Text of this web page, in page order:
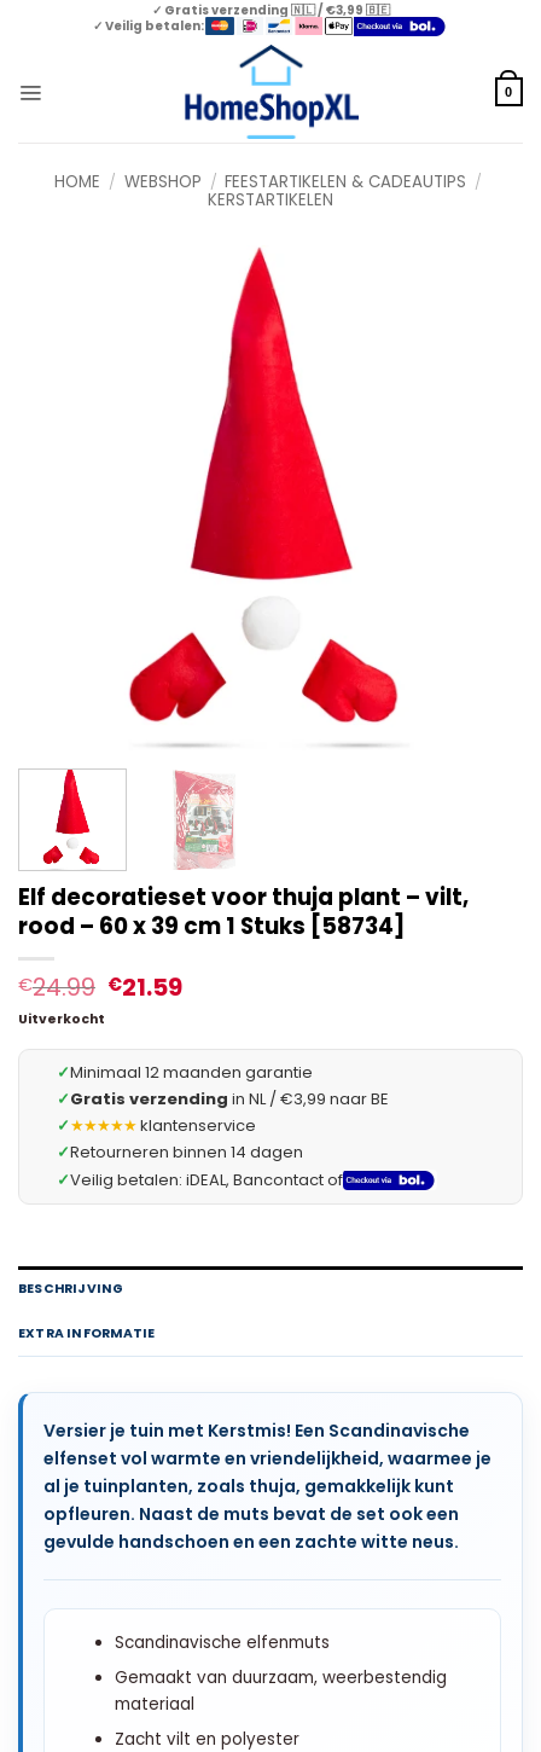
✓ Gratis verzending 🇳🇱 / €3,99 🇧🇪
✓ Veilig betalen:
0
HOME / WEBSHOP / FEESTARTIKELEN & CADEAUTIPS /
KERSTARTIKELEN
Elf decoratieset voor thuja plant – vilt,
rood – 60 x 39 cm 1 Stuks [58734]
€24.99 €21.59
Uitverkocht
✓Minimaal 12 maanden garantie
✓Gratis verzending in NL / €3,99 naar BE
✓★★★★★klantenservice
✓Retourneren binnen 14 dagen
✓Veilig betalen: iDEAL, Bancontact of
BESCHRIJVING
EXTRA INFORMATIE
Versier je tuin met Kerstmis! Een Scandinavische
elfenset vol warmte en vriendelijkheid, waarmee je
al je tuinplanten, zoals thuja, gemakkelijk kunt
opfleuren. Naast de muts bevat de set ook een
gevulde handschoen en een zachte witte neus.
Scandinavische elfenmuts
Gemaakt van duurzaam, weerbestendig
materiaal
Zacht vilt en polyester